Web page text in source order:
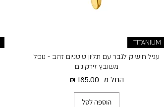
TITANIUM
עגיל חישוק לגבר עם תליון טיטניום זהב - נופל
משובץ זירקונים
החל מ-
מחיר מבצע
הוספה לסל